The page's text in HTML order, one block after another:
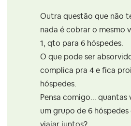
Outra questão que não
nada é cobrar o mesmo
1, qto para 6 hóspedes.
O que pode ser
complica pra 4 e fica
hóspedes.
Pensa comigo... quantas
um grupo de 6 hóspedes